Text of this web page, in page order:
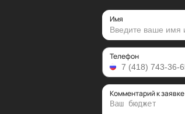
Имя
Телефон
Комментарий к заявке